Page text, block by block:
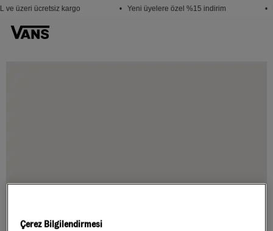
ve üzeri ücretsiz kargo • Yeni üyelere özel %15 indirim •
Çerez Bilgilendirmesi